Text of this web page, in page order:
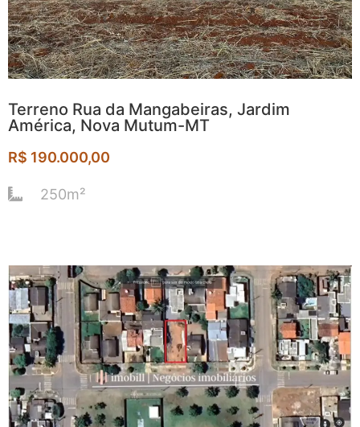
Terreno Rua da Mangabeiras, Jardim
América, Nova Mutum-MT
R$ 190.000,00
250m²